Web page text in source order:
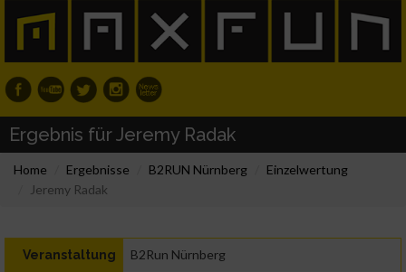
Ergebnis für Jeremy Radak
Home Ergebnisse B2RUN Nürnberg
Einzelwertung
Jeremy Radak
Veranstaltung B2Run Nürnberg